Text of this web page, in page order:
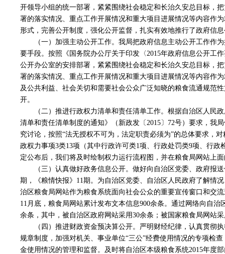
开领导小组的统一部署，紧紧围绕社会稳定和长治久安总目标，
署的落实情况、重点工作开展情况和重大项目进展情况等内容作
形式，完善公开制度，强化公开监督，扎实有效地推行了政府信
（一）加强主动公开工作。我局把政府信息主动公开工作作
要手段。按照《国务院办公厅关于印发〈2015年政府信息公开工
公开办公室的安排部署，紧紧围绕社会稳定和长治久安总目标，
署的落实情况、重点工作开展情况和重大项目进展情况等内容作
及公共利益、社会关切和需要社会公众广泛知晓的粮食流通规范
开。
（二）推进行政权力清单和责任清单工作。根据自治区人民
清单和责任清单制度的通知》（新政发〔2015〕72号）要求，我
究讨论，按照“法无授权不可为，法定职责必须为”的总体要求，
政权力事项3类13项（其中行政许可类1项、行政处罚类9项、行
定公布后，我们将及时绘制权力运行流程图，并在粮食局网站上
（三）认真做好政务信息公开。做好向自治区党委、政府报
期，《粮情快报》11期。为自治区党委、自治区人民政府了解情
治区粮食局网站作为粮食系统面向社会公众的重要宣传窗口和交
11月底，粮食局网站累计发布文本信息900余条。通过网络向自治
余条，其中，被自治区政府网站采用30余条；被国家粮食局网站
（四）推进财政资金预决算公开。严明财经纪律，认真贯彻
规章制度，加强对机关、事业单位“三公”经费使用情况的专项检
金使用情况的管理和监督。及时将自治区本级粮食系统2015年度